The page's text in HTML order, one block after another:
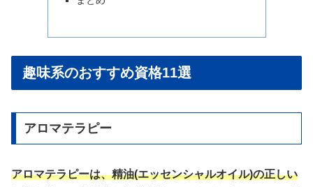
趣味系のおすすめ資格11選
アロマテラピー
アロマテラピーは、精油(エッセンシャルオイル)の正しい